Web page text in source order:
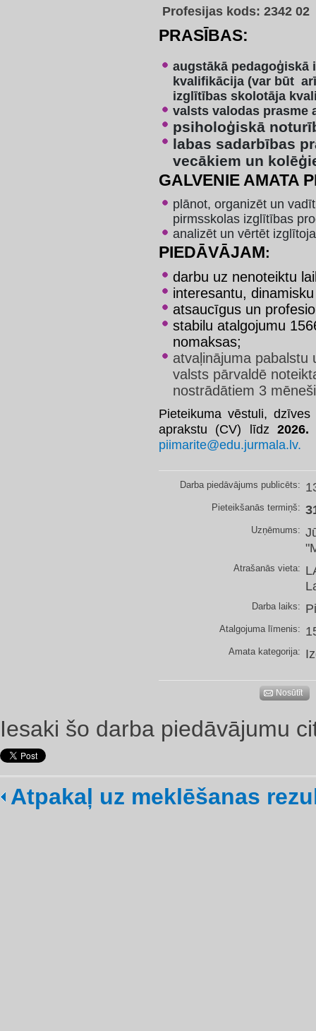
Profesijas kods: 2342 02
PRASĪBAS:
augstākā
kvalifikācija (var būt
izglītības skolotāja
valsts valodas prasme
psiholoģiskā
labas sadarbības
vecākiem un
GALVENIE AMATA
plānot, organizēt un
pirmsskolas izglītības
analizēt un vērtēt
PIEDĀVĀJAM:
darbu uz nenoteiktu
interesantu,
atsaucīgus un
stabilu atalgojumu
nomaksas;
atvaļinājuma
valsts pārvaldē
nostrādātiem 3
Pieteikuma vēstuli,
aprakstu (CV) līdz 2026.
piimarite@edu.jurmala.lv.
Darba piedāvājums publicēts:
Pieteikšanās termiņš:
Uzņēmums:
Atrašanās vieta:
Darba laiks:
Atalgojuma līmenis:
Amata kategorija:
Nosūtīt
Iesaki šo darba piedāvājumu
Atpakaļ uz meklēšanas